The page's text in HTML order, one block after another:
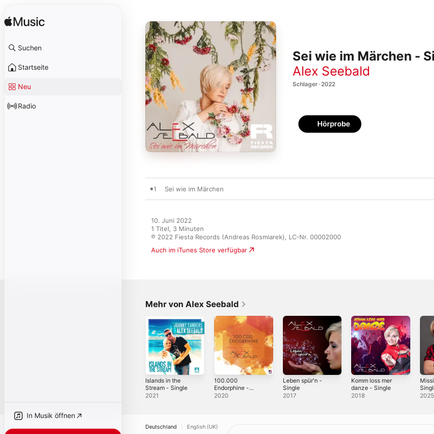
Suchen
Startseite
Neu
Radio
In Musik öffnen
Sei wie im Märchen -
Alex Seebald
Schlager · 2022
Hörprobe
1 Sei wie im Märchen
10. Juni 2022
1 Titel, 3 Minuten
℗ 2022 Fiesta Records (Andreas Rosmiarek), LC-Nr. 00002000
Auch im iTunes Store verfügbar
Mehr von Alex Seebald
Islands in the
Stream - Single
2021
100.000
Endorphine -
Single
2020
Leben spür'n -
Single
2017
Komm loss mer
danze - Single
2018
2025
Deutschland English (UK)